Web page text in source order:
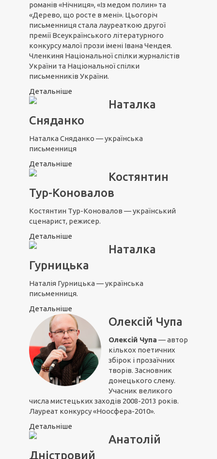
романів «Нічниця», «Із медом полин» та
«Дерево, що росте в мені». Цьогоріч
письменниця стала лауреаткою другої
премії Всеукраїнського літературного
конкурсу малої прози імені Івана Чендея.
Членкиня Національної спілки журналістів
України та Національної спілки
письменників України.
Детальніше
Наталка
Сняданко
Наталка Сняданко — українська
письменниця
Детальніше
Костянтин
Тур-Коновалов
Костянтин Тур-Коновалов — український
сценарист, режисер.
Детальніше
Наталка
Гурницька
Наталія Гурницька — українська
письменниця.
Детальніше
Олексій Чупа
Олексій Чупа — автор
кількох поетичних
збірок і прозаїчних
творів. Засновник
донецького слему.
Учасник великого
числа мистецьких заходів 2008-2013 років.
Лауреат конкурсу «Ноосфера-2010».
Детальніше
Анатолій
Дністровий